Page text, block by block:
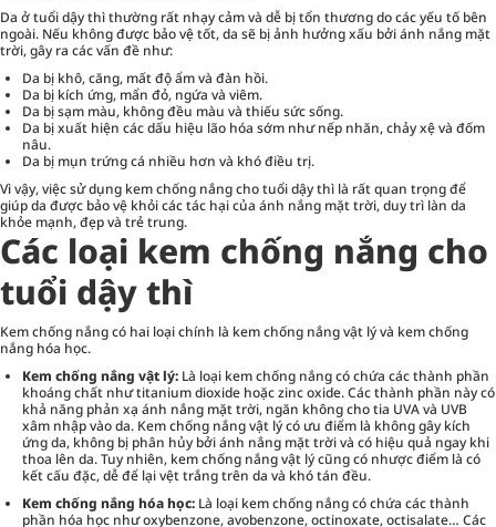
Da ở tuổi dậy thì thường rất nhạy cảm và dễ bị tổn thương do các yếu tố bên
ngoài. Nếu không được bảo vệ tốt, da sẽ bị ảnh hưởng xấu bởi ánh nắng mặt
trời, gây ra các vấn đề như:
Da bị khô, căng, mất độ ẩm và đàn hồi.
Da bị kích ứng, mẩn đỏ, ngứa và viêm.
Da bị sạm màu, không đều màu và thiếu sức sống.
Da bị xuất hiện các dấu hiệu lão hóa sớm như nếp nhăn, chảy xệ và đốm
nâu.
Da bị mụn trứng cá nhiều hơn và khó điều trị.
Vì vậy, việc sử dụng kem chống nắng cho tuổi dậy thì là rất quan trọng để
giúp da được bảo vệ khỏi các tác hại của ánh nắng mặt trời, duy trì làn da
khỏe mạnh, đẹp và trẻ trung.
Các loại kem chống nắng cho
tuổi dậy thì
Kem chống nắng có hai loại chính là kem chống nắng vật lý và kem chống
nắng hóa học.
Kem chống nắng vật lý: Là loại kem chống nắng có chứa các thành phần
khoáng chất như titanium dioxide hoặc zinc oxide. Các thành phần này có
khả năng phản xạ ánh nắng mặt trời, ngăn không cho tia UVA và UVB
xâm nhập vào da. Kem chống nắng vật lý có ưu điểm là không gây kích
ứng da, không bị phân hủy bởi ánh nắng mặt trời và có hiệu quả ngay khi
thoa lên da. Tuy nhiên, kem chống nắng vật lý cũng có nhược điểm là có
kết cấu đặc, dễ để lại vệt trắng trên da và khó tán đều.
Kem chống nắng hóa học: Là loại kem chống nắng có chứa các thành
phần hóa học như oxybenzone, avobenzone, octinoxate, octisalate… Các